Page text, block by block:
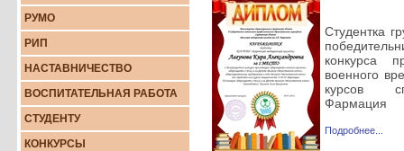
РУМО
РИП
НАСТАВНИЧЕСТВО
ВОСПИТАТЕЛЬНАЯ РАБОТА
СТУДЕНТУ
КОНКУРСЫ
Студентка
конкурса
военного
курсов
Фармация
Подробнее...